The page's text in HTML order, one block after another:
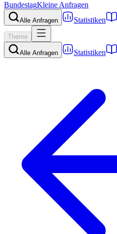
BundestagKleine Anfragen
Alle Anfragen Statistiken
Theme
Alle Anfragen Statistiken